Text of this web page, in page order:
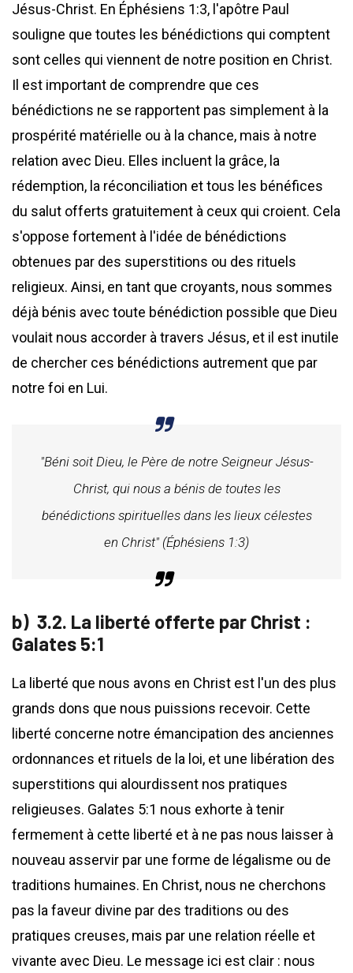
Jésus-Christ. En Éphésiens 1:3, l'apôtre Paul
souligne que toutes les bénédictions qui comptent
sont celles qui viennent de notre position en Christ.
Il est important de comprendre que ces
bénédictions ne se rapportent pas simplement à la
prospérité matérielle ou à la chance, mais à notre
relation avec Dieu. Elles incluent la grâce, la
rédemption, la réconciliation et tous les bénéfices
du salut offerts gratuitement à ceux qui croient. Cela
s'oppose fortement à l'idée de bénédictions
obtenues par des superstitions ou des rituels
religieux. Ainsi, en tant que croyants, nous sommes
déjà bénis avec toute bénédiction possible que Dieu
voulait nous accorder à travers Jésus, et il est inutile
de chercher ces bénédictions autrement que par
notre foi en Lui.
"Béni soit Dieu, le Père de notre Seigneur Jésus-
Christ, qui nous a bénis de toutes les
bénédictions spirituelles dans les lieux célestes
en Christ" (Éphésiens 1:3)
3.2. La liberté offerte par Christ :
Galates 5:1
La liberté que nous avons en Christ est l'un des plus
grands dons que nous puissions recevoir. Cette
liberté concerne notre émancipation des anciennes
ordonnances et rituels de la loi, et une libération des
superstitions qui alourdissent nos pratiques
religieuses. Galates 5:1 nous exhorte à tenir
fermement à cette liberté et à ne pas nous laisser à
nouveau asservir par une forme de légalisme ou de
traditions humaines. En Christ, nous ne cherchons
pas la faveur divine par des traditions ou des
pratiques creuses, mais par une relation réelle et
vivante avec Dieu. Le message ici est clair : nous